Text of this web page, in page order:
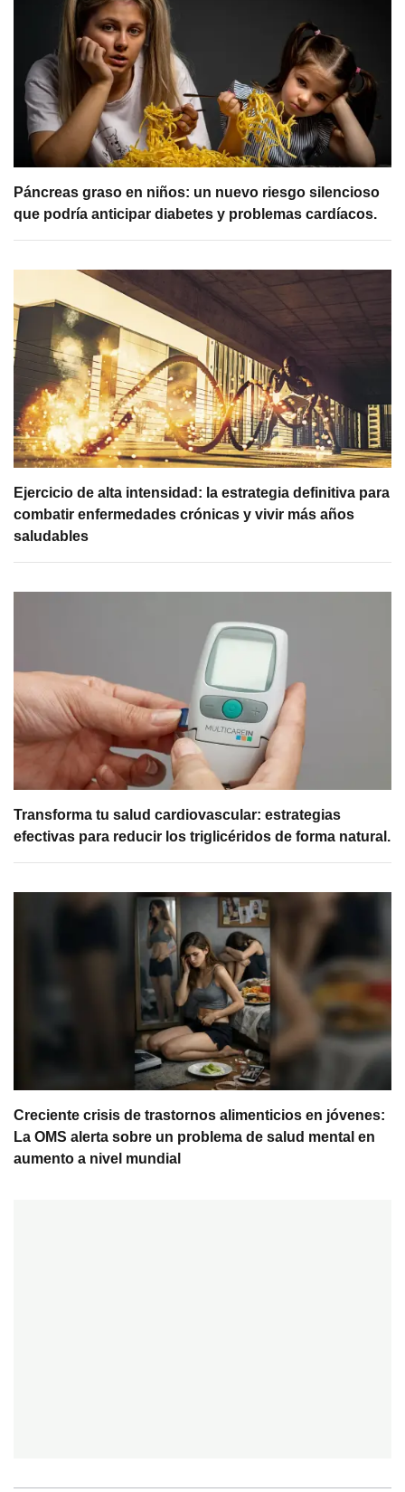
Páncreas graso en niños: un nuevo riesgo silencioso
que podría anticipar diabetes y problemas cardíacos.
Ejercicio de alta intensidad: la estrategia definitiva para
combatir enfermedades crónicas y vivir más años
saludables
Transforma tu salud cardiovascular: estrategias
efectivas para reducir los triglicéridos de forma natural.
Creciente crisis de trastornos alimenticios en jóvenes:
La OMS alerta sobre un problema de salud mental en
aumento a nivel mundial